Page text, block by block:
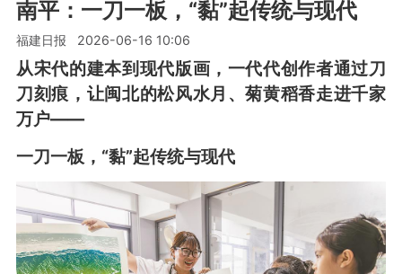
南平：一刀一板，“黏”起传统与现代
福建日报 2026-06-16 10:06
从宋代的建本到现代版画，一代代创作者通过刀
刀刻痕，让闽北的松风水月、菊黄稻香走进千家
万户——
一刀一板，“黏”起传统与现代